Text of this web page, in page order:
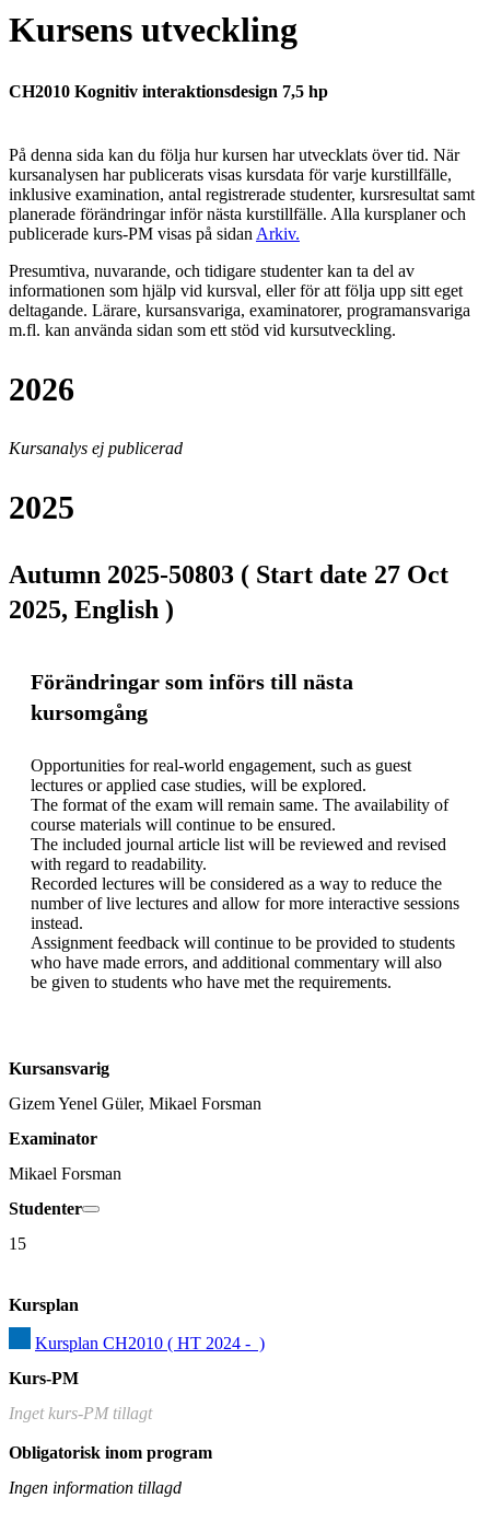
Kursens utveckling
CH2010 Kognitiv interaktionsdesign 7,5 hp
På denna sida kan du följa hur kursen har utvecklats över tid. När
kursanalysen har publicerats visas kursdata för varje kurstillfälle,
inklusive examination, antal registrerade studenter, kursresultat samt
planerade förändringar inför nästa kurstillfälle. Alla kursplaner och
publicerade kurs-PM visas på sidan Arkiv.
Presumtiva, nuvarande, och tidigare studenter kan ta del av
informationen som hjälp vid kursval, eller för att följa upp sitt eget
deltagande. Lärare, kursansvariga, examinatorer, programansvariga
m.fl. kan använda sidan som ett stöd vid kursutveckling.
2026
Kursanalys ej publicerad
2025
Autumn 2025-50803 ( Start date 27 Oct
2025, English )
Förändringar som införs till nästa
kursomgång
Opportunities for real-world engagement, such as guest
lectures or applied case studies, will be explored.
The format of the exam will remain same. The availability of
course materials will continue to be ensured.
The included journal article list will be reviewed and revised
with regard to readability.
Recorded lectures will be considered as a way to reduce the
number of live lectures and allow for more interactive sessions
instead.
Assignment feedback will continue to be provided to students
who have made errors, and additional commentary will also
Kursansvarig
Gizem Yenel Güler, Mikael Forsman
Examinator
Mikael Forsman
Studenter
15
Kursplan
Kursplan CH2010 ( HT 2024 -  )
Kurs-PM
Inget kurs-PM tillagt
Obligatorisk inom program
Ingen information tillagd